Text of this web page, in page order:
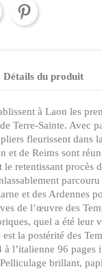
Détails du produit
à Laon les
Terre-Sainte. Avec
fleurissent dans
et de Reims sont
le retentissant procès
parcouru
et des Ardennes
de l’œuvre des
quel a été leur
la postérité des
l’italienne 96 pages
brillant,